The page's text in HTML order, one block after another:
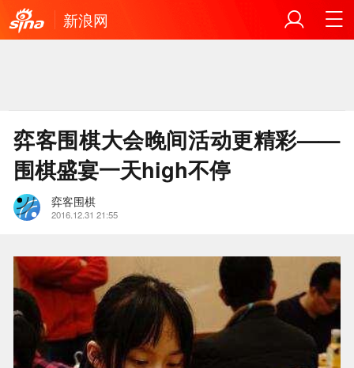
新浪网
弈客围棋大会晚间活动更精彩——
围棋盛宴一天high不停
弈客围棋
2016.12.31 21:55